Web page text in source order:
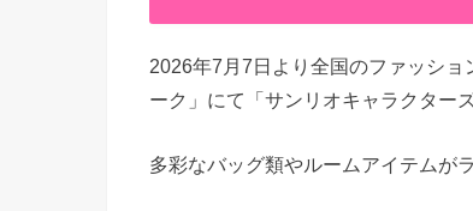
2026年7月7日より全国のファッシ
ーク」にて「サンリオキャラクター
多彩なバッグ類やルームアイテムが